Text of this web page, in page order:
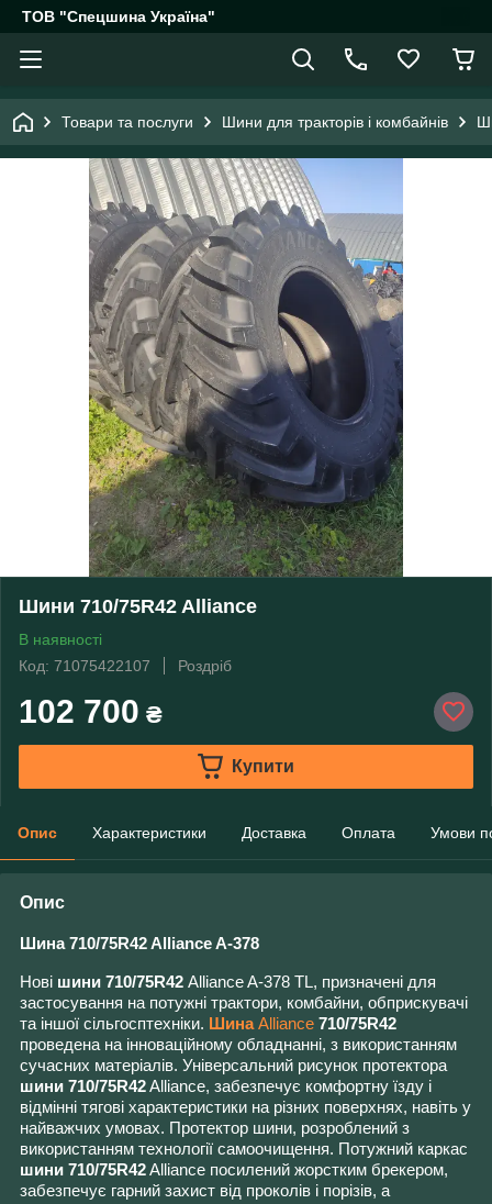
ТОВ "Спецшина Україна"
Товари та послуги Шини для тракторів і комбайнів
Шини 710/75R42 Alliance
В наявності
Код: 71075422107
Роздріб
102 700 ₴
Купити
Опис Характеристики Доставка Оплата Умови
Опис
Шина 710/75R42 AllianceA-378
Нові шини 710/75R42 AllianceA-378 TL, призначені для
застосування на потужні трактори, комбайни, обприскувачі
та іншої сільгосптехніки. ШинаAlliance 710/75R42
проведена на інноваційному обладнанні, з використанням
сучасних матеріалів. Універсальний рисунок протектора
шини 710/75R42Alliance, забезпечує комфортну їзду і
відмінні тягові характеристики на різних поверхнях, навіть у
найважчих умовах. Протектор шини, розроблений з
використанням технології самоочищення. Потужний каркас
шини 710/75R42Alliance посилений жорстким брекером,
забезпечує гарний захист від проколів і порізів, а